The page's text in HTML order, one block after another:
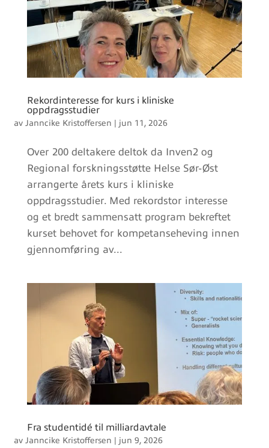
Rekordinteresse for kurs i kliniske
oppdragsstudier
av Janncike Kristoffersen jun 11, 2026
Over 200 deltakere deltok da Inven2 og
Regional forskningsstøtte Helse Sør-Øst
arrangerte årets kurs i kliniske
oppdragsstudier. Med rekordstor interesse
og et bredt sammensatt program bekreftet
kurset behovet for kompetanseheving innen
gjennomføring av...
Fra studentidé til milliardavtale
av Janncike Kristoffersen | jun 9, 2026